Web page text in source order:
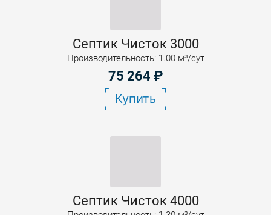
Септик Чисток 3000
Производительность: 1.00 м³/сут
75 264 ₽
Купить
Септик Чисток 4000